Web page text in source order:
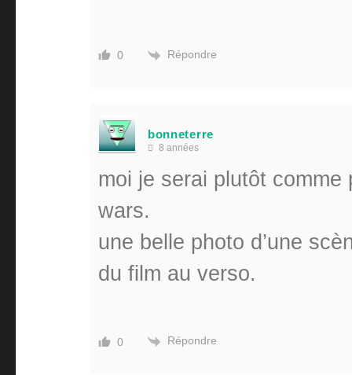
0 Répondre
bonneterre
8 années
moi je serai plutôt
wars.
une belle photo d’une
du film au verso.
0 Répondre